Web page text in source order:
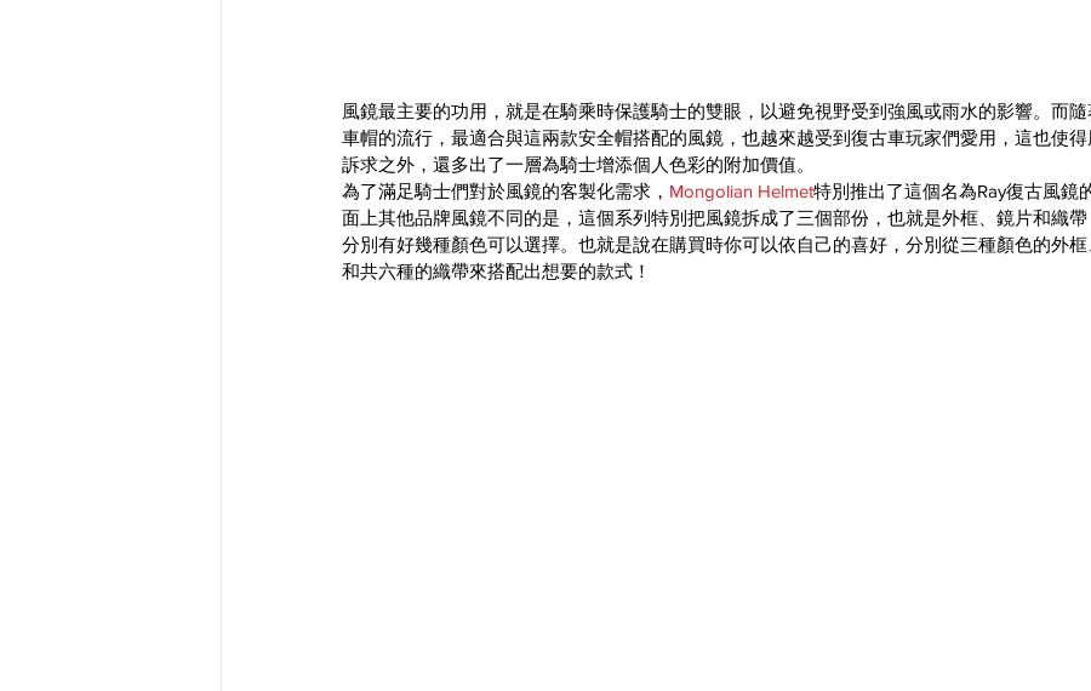
風鏡最主要的功用，就是在騎乘時保護騎士的雙眼，以避免視野受到強風或雨水的影響。而
車帽的流行，最適合與這兩款安全帽搭配的風鏡，也越來越受到復古車玩家們愛用，這也使
訴求之外，還多出了一層為騎士增添個人色彩的附加價值。
為了滿足騎士們對於風鏡的客製化需求， Mongolian Helmet特別推出了這個名為Ray復古風鏡
面上其他品牌風鏡不同的是，這個系列特別把風鏡拆成了三個部份，也就是外框、鏡片和織
分別有好幾種顏色可以選擇。也就是說在購買時你可以依自己的喜好，分別從三種顏色的外
和共六種的織帶來搭配出想要的款式！